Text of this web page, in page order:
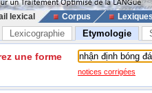
lexical Corpus
Lexicographie Etymologie
une forme
notices corrigées